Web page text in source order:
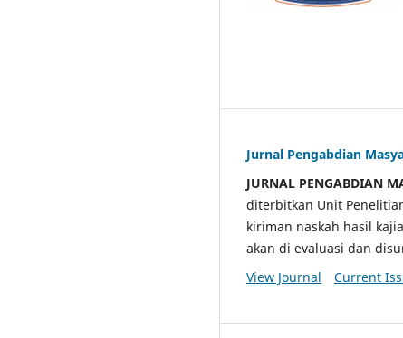
Jurnal Pengabdian
JURNAL PENGABDIAN
diterbitkan Unit
kiriman naskah hasil
akan di evaluasi dan
View Journal
Current